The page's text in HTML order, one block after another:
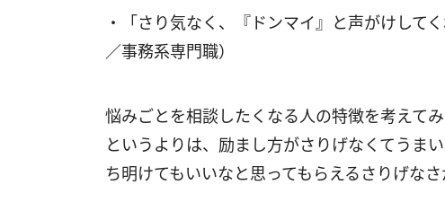
・「さり気なく、『ドンマイ』と声がけして
／事務系専門職）
悩みごとを相談したくなる人の特徴を考えて
というよりは、励まし方がさりげなくてうま
ち明けてもいいなと思ってもらえるさりげなさ